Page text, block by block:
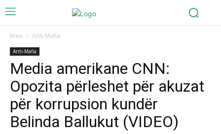
Kreu Anti-Mafia
Anti-Mafia
Media amerikane CNN:
Opozita përleshet për akuzat
për korrupsion kundër
Belinda Ballukut (VIDEO)